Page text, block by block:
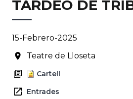
TARDEO DE
15-Febrero-2025
Teatre de Lloseta
Cartell
Entrades